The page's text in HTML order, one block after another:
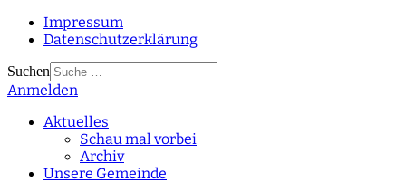
Impressum
Datenschutzerklärung
Suchen
Type 2 or more
Anmelden
Aktuelles
Schau mal vorbei
Archiv
Unsere Gemeinde